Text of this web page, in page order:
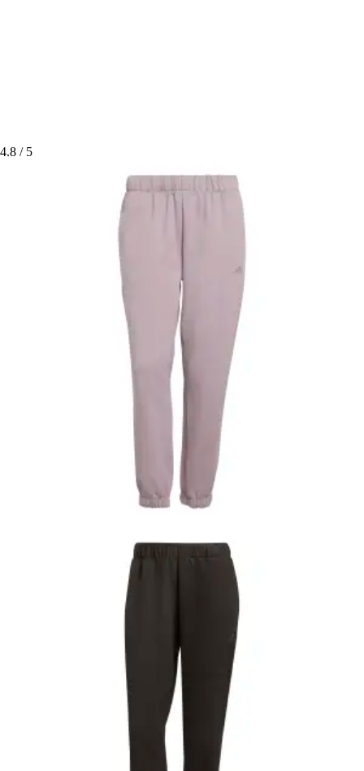
4.8 / 5